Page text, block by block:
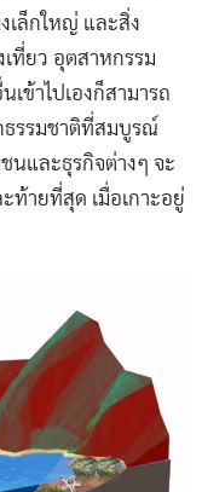
เล็กใหญ่ และสิ่ง
เที่ยว อุตสาหกรรม
ข้าไปเองก็สามารถ
ธรรมชาติที่สมบูรณ์
นและธุรกิจต่างๆ จะ
ท้ายที่สุด เมื่อเกาะอยู่